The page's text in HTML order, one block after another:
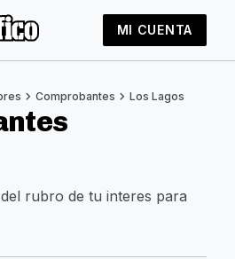
MI CUENTA
chevron_right Comprobantes chevron_right Los Lagos
rubro de tu interes para